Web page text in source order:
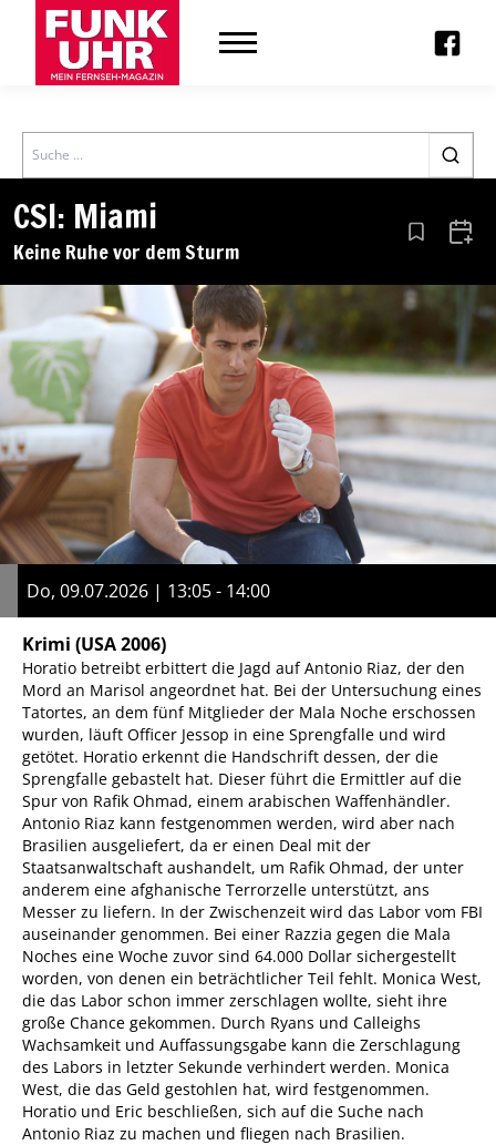
Search
CSI: Miami
Keine Ruhe vor dem Sturm Aus den
Do, 09.07.2026 | 13:05 - 14:00
Krimi (USA 2006)
Horatio betreibt erbittert die Jagd auf Antonio Riaz, der den
Mord an Marisol angeordnet hat. Bei der Untersuchung eines
Tatortes, an dem fünf Mitglieder der Mala Noche erschossen
wurden, läuft Officer Jessop in eine Sprengfalle und wird
getötet. Horatio erkennt die Handschrift dessen, der die
Sprengfalle gebastelt hat. Dieser führt die Ermittler auf die
Spur von Rafik Ohmad, einem arabischen Waffenhändler.
Antonio Riaz kann festgenommen werden, wird aber nach
Brasilien ausgeliefert, da er einen Deal mit der
Staatsanwaltschaft aushandelt, um Rafik Ohmad, der unter
anderem eine afghanische Terrorzelle unterstützt, ans
Messer zu liefern. In der Zwischenzeit wird das Labor vom FBI
auseinander genommen. Bei einer Razzia gegen die Mala
Noches eine Woche zuvor sind 64.000 Dollar sichergestellt
worden, von denen ein beträchtlicher Teil fehlt. Monica West,
die das Labor schon immer zerschlagen wollte, sieht ihre
große Chance gekommen. Durch Ryans und Calleighs
Wachsamkeit und Auffassungsgabe kann die Zerschlagung
des Labors in letzter Sekunde verhindert werden. Monica
West, die das Geld gestohlen hat, wird festgenommen.
Horatio und Eric beschließen, sich auf die Suche nach
Antonio Riaz zu machen und fliegen nach Brasilien.